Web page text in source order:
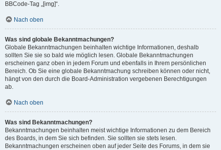
BBCode-Tag „[img]“.
Nach oben
Was sind globale Bekanntmachungen?
Globale Bekanntmachungen beinhalten wichtige Informationen, deshalb
sollten Sie sie so bald wie möglich lesen. Globale Bekanntmachungen
erscheinen ganz oben in jedem Forum und ebenfalls in Ihrem persönlichen
Bereich. Ob Sie eine globale Bekanntmachung schreiben können oder nicht,
hängt von den durch die Board-Administration vergebenen Berechtigungen
ab.
Nach oben
Was sind Bekanntmachungen?
Bekanntmachungen beinhalten meist wichtige Informationen zu dem Bereich
des Boards, in dem Sie sich befinden. Sie sollten sie stets lesen.
Bekanntmachungen erscheinen oben auf jeder Seite des Forums, in dem sie